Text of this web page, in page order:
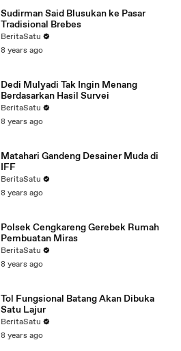
Sudirman Said Blusukan ke Pasar
Tradisional Brebes
BeritaSatu
8 years ago
Dedi Mulyadi Tak Ingin Menang
Berdasarkan Hasil Survei
BeritaSatu
8 years ago
Matahari Gandeng Desainer Muda di
IFF
BeritaSatu
8 years ago
Polsek Cengkareng Gerebek Rumah
Pembuatan Miras
BeritaSatu
8 years ago
Tol Fungsional Batang Akan Dibuka
Satu Lajur
BeritaSatu
8 years ago